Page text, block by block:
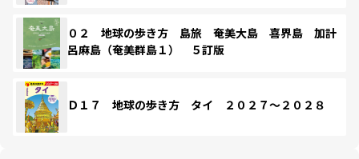
０２ 地球の歩き方 島旅 奄美大島 喜界島 加計
呂麻島（奄美群島１） ５訂版
Ｄ１７ 地球の歩き方 タイ ２０２７～２０２８